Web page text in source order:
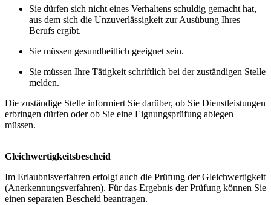
Sie dürfen sich nicht eines Verhaltens schuldig gemacht hat,
aus dem sich die Unzuverlässigkeit zur Ausübung Ihres
Berufs ergibt.
Sie müssen gesundheitlich geeignet sein.
Sie müssen Ihre Tätigkeit schriftlich bei der zuständigen Stelle
melden.
Die zuständige Stelle informiert Sie darüber, ob Sie Dienstleistungen
erbringen dürfen oder ob Sie eine Eignungsprüfung ablegen
müssen.
Gleichwertigkeitsbescheid
Im Erlaubnisverfahren erfolgt auch die Prüfung der Gleichwertigkeit
(Anerkennungsverfahren). Für das Ergebnis der Prüfung können Sie
einen separaten Bescheid beantragen.